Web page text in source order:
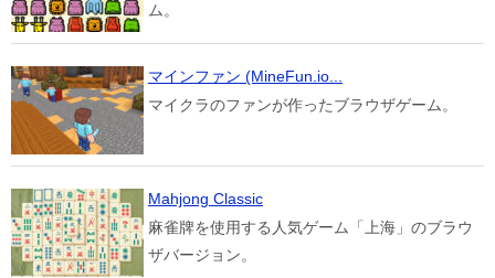
ム。
マインファン (MineFun.io...
マイクラのファンが作ったブラウザゲーム。
Mahjong Classic
麻雀牌を使用する人気ゲーム「上海」のブラウ
ザバージョン。